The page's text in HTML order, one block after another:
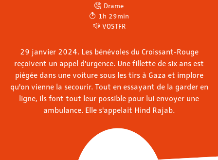
Drame
1h 29min
VOSTFR
29 janvier 2024. Les bénévoles du Croissant-Rouge
reçoivent un appel d'urgence. Une fillette de six ans est
piégée dans une voiture sous les tirs à Gaza et implore
qu'on vienne la secourir. Tout en essayant de la garder en
ligne, ils font tout leur possible pour lui envoyer une
ambulance. Elle s'appelait Hind Rajab.